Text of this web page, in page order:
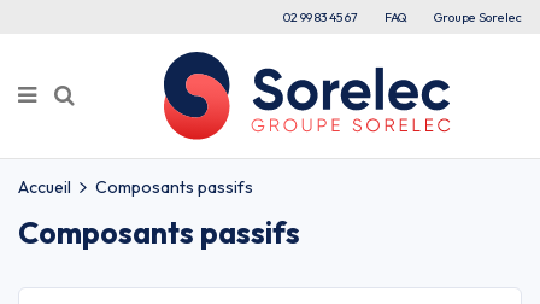
02 99 83 45 67 FAQ Groupe Sorelec
Accueil Composants passifs
Composants passifs